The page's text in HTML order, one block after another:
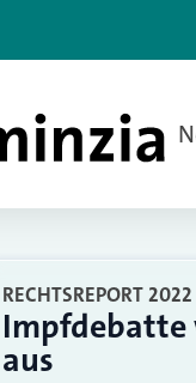
RECHTSREPORT 2022
Impfdebatte
aus